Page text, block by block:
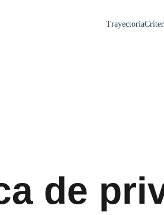
Trayectoria
de